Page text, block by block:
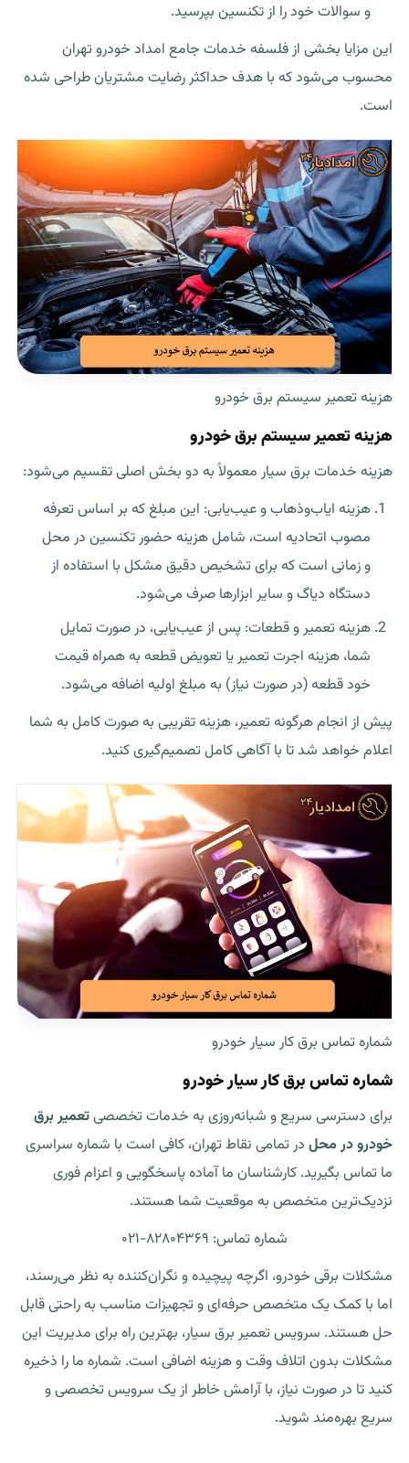
و سوالات خود را از تکنسین بپرسید.
این مزایا بخشی از فلسفه خدمات جامع امداد خودرو تهران
محسوب می‌شود که با هدف حداکثر رضایت مشتریان طراحی شده
است.
هزینه تعمیر سیستم برق خودرو
هزینه تعمیر سیستم برق خودرو
هزینه خدمات برق سیار معمولاً به دو بخش اصلی تقسیم می‌شود:
هزینه ایاب‌وذهاب و عیب‌یابی: این مبلغ که بر اساس تعرفه
مصوب اتحادیه است، شامل هزینه حضور تکنسین در محل
و زمانی است که برای تشخیص دقیق مشکل با استفاده از
دستگاه دیاگ و سایر ابزارها صرف می‌شود.
هزینه تعمیر و قطعات: پس از عیب‌یابی، در صورت تمایل
شما، هزینه اجرت تعمیر یا تعویض قطعه به همراه قیمت
خود قطعه (در صورت نیاز) به مبلغ اولیه اضافه می‌شود.
پیش از انجام هرگونه تعمیر، هزینه تقریبی به صورت کامل به شما
اعلام خواهد شد تا با آگاهی کامل تصمیم‌گیری کنید.
شماره تماس برق کار سیار خودرو
شماره تماس برق کار سیار خودرو
برای دسترسی سریع و شبانه‌روزی به خدمات تخصصیتعمیر برق
خودرو در محل در تمامی نقاط تهران، کافی است با شماره سراسری
ما تماس بگیرید. کارشناسان ما آماده پاسخگویی و اعزام فوری
نزدیک‌ترین متخصص به موقعیت شما هستند.
شماره تماس: ۸۲۸۰۴۳۶۹-۰۲۱
مشکلات برقی خودرو، اگرچه پیچیده و نگران‌کننده به نظر می‌رسند،
اما با کمک یک متخصص حرفه‌ای و تجهیزات مناسب به راحتی قابل
حل هستند. سرویس تعمیر برق سیار، بهترین راه برای مدیریت این
مشکلات بدون اتلاف وقت و هزینه اضافی است. شماره ما را ذخیره
کنید تا در صورت نیاز، با آرامش خاطر از یک سرویس تخصصی و
سریع بهره‌مند شوید.